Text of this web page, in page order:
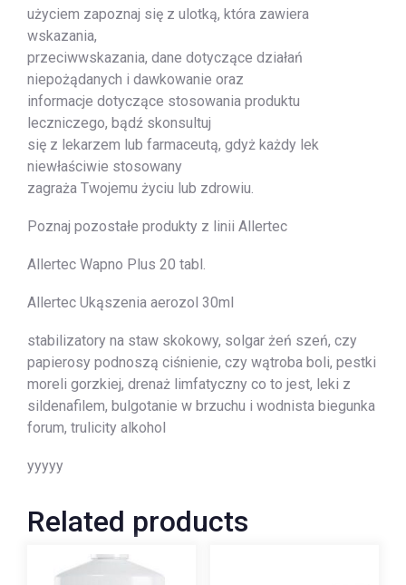
użyciem zapoznaj się z ulotką, która zawiera
wskazania,
przeciwwskazania, dane dotyczące działań
niepożądanych i dawkowanie oraz
informacje dotyczące stosowania produktu
leczniczego, bądź skonsultuj
się z lekarzem lub farmaceutą, gdyż każdy lek
niewłaściwie stosowany
zagraża Twojemu życiu lub zdrowiu.
Poznaj pozostałe produkty z linii Allertec
Allertec Wapno Plus 20 tabl.
Allertec Ukąszenia aerozol 30ml
stabilizatory na staw skokowy, solgar żeń szeń, czy
papierosy podnoszą ciśnienie, czy wątroba boli, pestki
moreli gorzkiej, drenaż limfatyczny co to jest, leki z
sildenafilem, bulgotanie w brzuchu i wodnista biegunka
forum, trulicity alkohol
yyyyy
Related products